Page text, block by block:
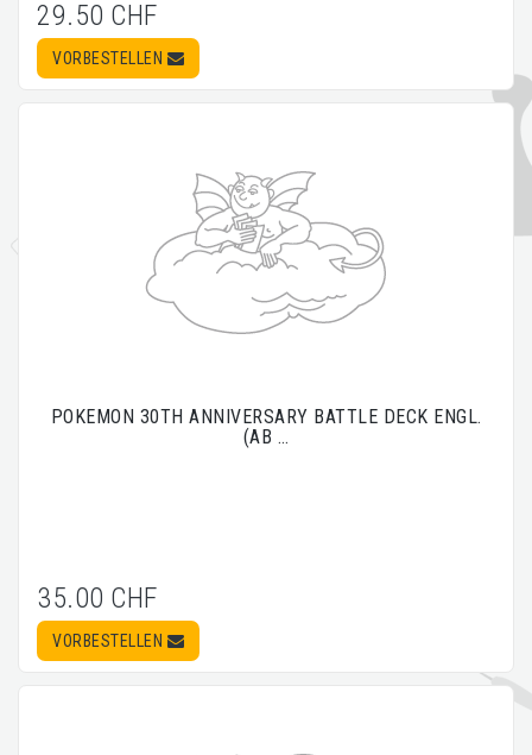
29.50 CHF
VORBESTELLEN
POKEMON 30TH ANNIVERSARY BATTLE DECK ENGL.
(AB …
35.00 CHF
VORBESTELLEN